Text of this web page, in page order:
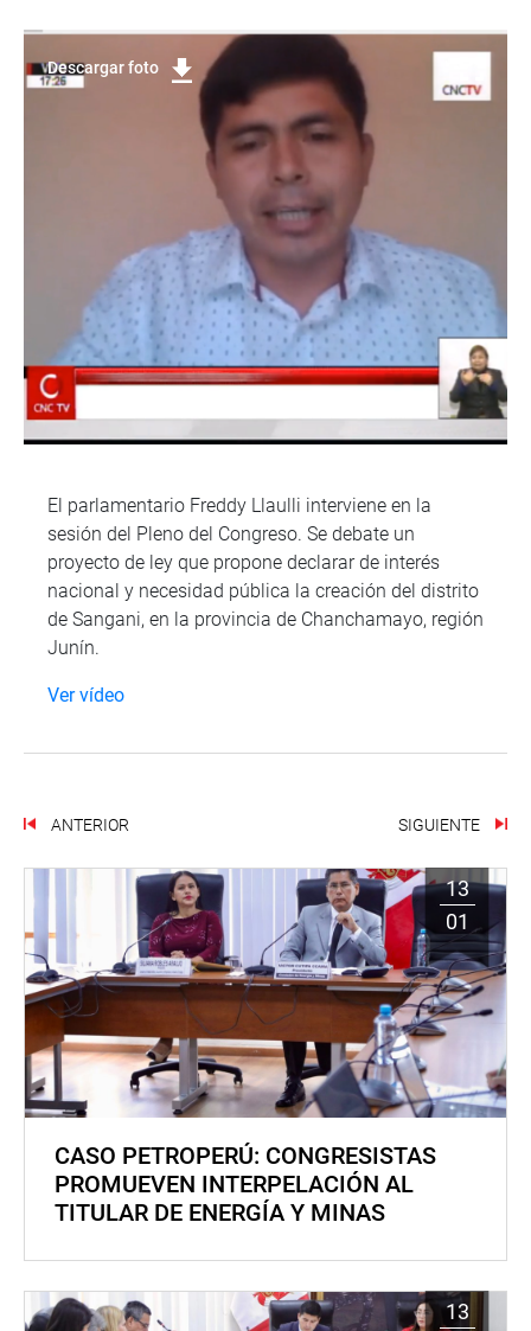
Descargar foto
El parlamentario Freddy Llaulli interviene en la
sesión del Pleno del Congreso. Se debate un
proyecto de ley que propone declarar de interés
nacional y necesidad pública la creación del distrito
de Sangani, en la provincia de Chanchamayo, región
Junín.
Ver vídeo
ANTERIOR SIGUIENTE
13
01
CASO PETROPERÚ: CONGRESISTAS
PROMUEVEN INTERPELACIÓN AL
TITULAR DE ENERGÍA Y MINAS
13